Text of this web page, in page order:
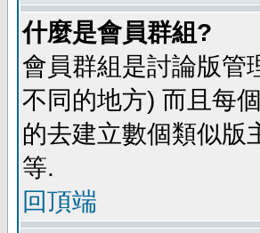
什麼是會員群組?
會員群組是討論版管
不同的地方) 而且每
的去建立數個類似版
等.
回頂端